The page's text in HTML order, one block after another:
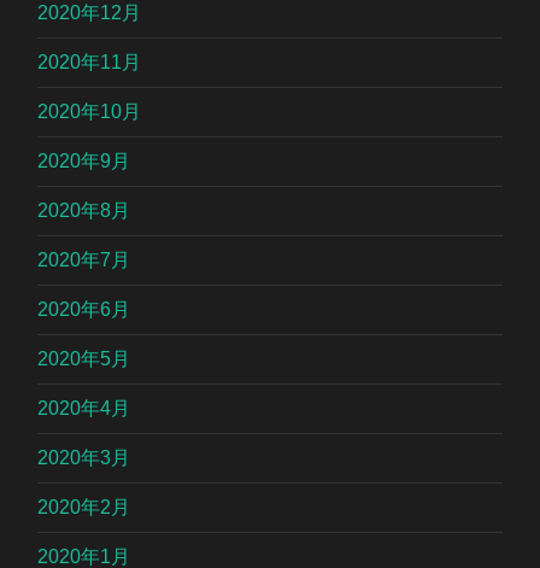
2020年12月
2020年11月
2020年10月
2020年9月
2020年8月
2020年7月
2020年6月
2020年5月
2020年4月
2020年3月
2020年2月
2020年1月